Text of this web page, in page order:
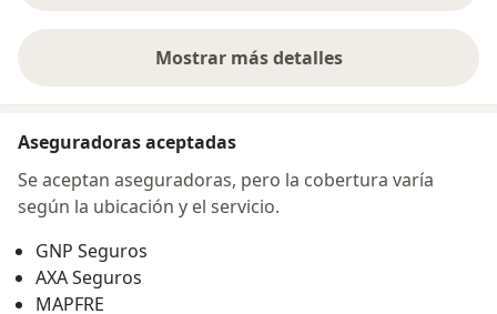
Mostrar más detalles
sobre la dirección
Aseguradoras aceptadas
Se aceptan aseguradoras, pero la cobertura varía
según la ubicación y el servicio.
GNP Seguros
AXA Seguros
MAPFRE